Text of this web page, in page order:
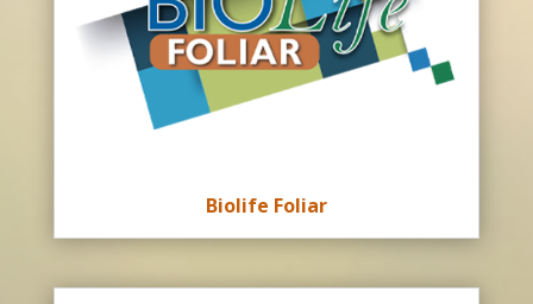
Biolife Foliar